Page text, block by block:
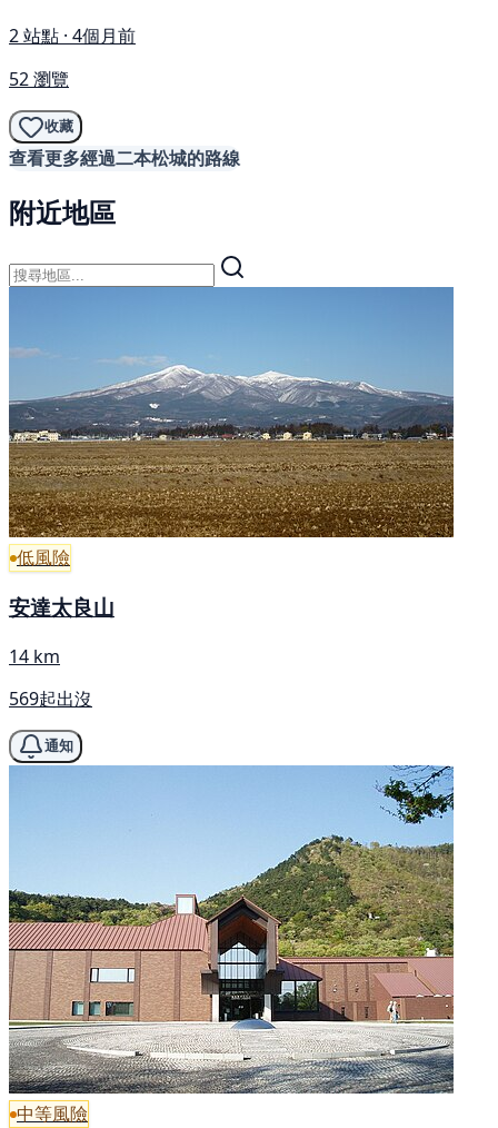
2 站點 · 4個月前
52 瀏覽
收藏
查看更多經過二本松城的路線
附近地區
低風險
安達太良山
14 km
569起出沒
通知
中等風險